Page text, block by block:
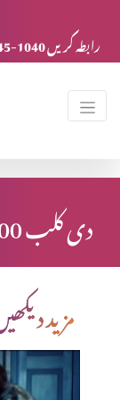
+27-73-345-1040 رابطہ کریں
دی کلب 700
مزید